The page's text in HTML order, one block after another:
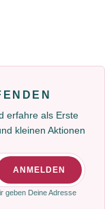
erfahre als Erste
kleinen Aktionen
ANMELDEN
geben Deine Adresse